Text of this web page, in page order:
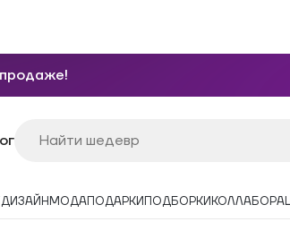
ДИЗАЙН МОДАПОДАРКИ ПОДБОРКИ